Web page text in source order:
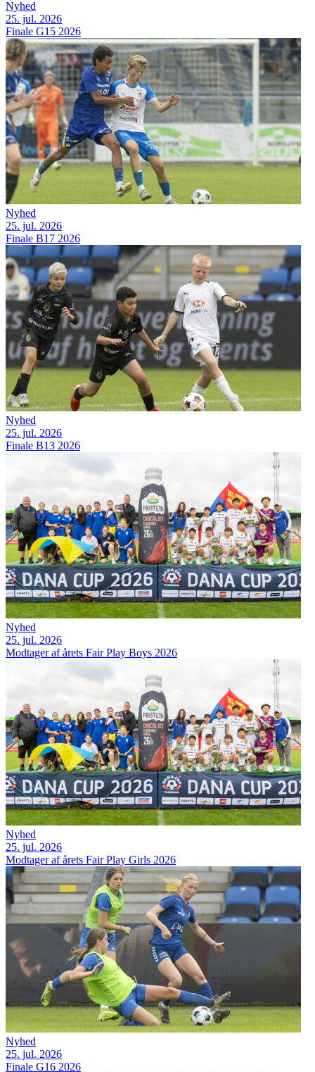
Nyhed
25. jul. 2026
Finale G15 2026
Nyhed
25. jul. 2026
Finale B17 2026
Nyhed
25. jul. 2026
Finale B13 2026
Nyhed
25. jul. 2026
Modtager af årets Fair Play Boys 2026
Nyhed
25. jul. 2026
Modtager af årets Fair Play Girls 2026
Nyhed
25. jul. 2026
Finale G16 2026